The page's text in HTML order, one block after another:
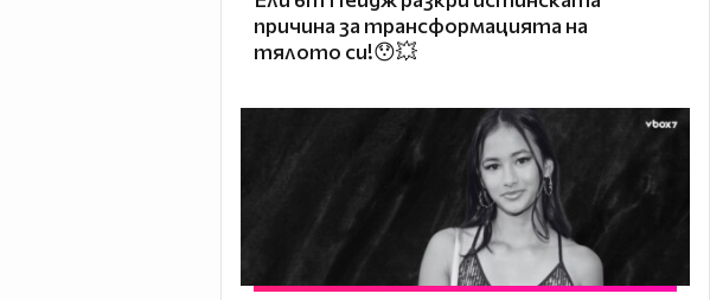
причина за трансформацията на
тялото си!😯💥